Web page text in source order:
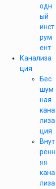
одн
ый
инст
рум
ент
Канализа
ция
Бес
шум
ная
кана
лиза
ция
Внут
ренн
яя
кана
лиза